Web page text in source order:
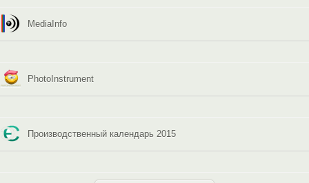
MediaInfo
PhotoInstrument
Производственный календарь 2015